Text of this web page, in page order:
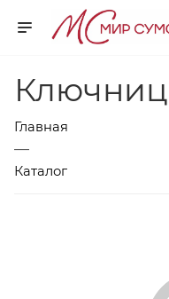
Главная
—
Каталог